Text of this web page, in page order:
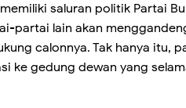
saluran politik Partai
partai lain akan
calonnya. Tak hanya itu,
ke gedung dewan yang